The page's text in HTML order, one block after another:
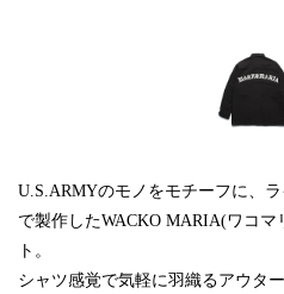
U.S.ARMYのモノをモチーフに、
で製作したWACKO MARIA(ワコ
ト。
シャツ感覚で気軽に羽織るアウター